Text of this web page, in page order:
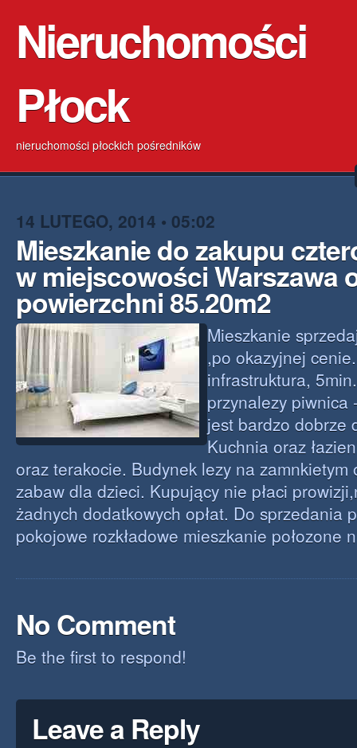
Nieruchomości
Płock
nieruchomości płockich pośredników
14 LUTEGO, 2014 • 05:02
Mieszkanie do zakupu
w miejscowości Warszawa
powierzchni 85.20m2
Mieszkanie
,po okazyjnej
infrastruktura,
przynalezy piwnica
jest bardzo dobrze
Kuchnia oraz
oraz terakocie. Budynek lezy na zamnkietym
zabaw dla dzieci. Kupujący nie płaci
żadnych dodatkowych opłat. Do sprzedania
pokojowe rozkładowe mieszkanie połozone
No Comment
Be the first to respond!
Leave a Reply